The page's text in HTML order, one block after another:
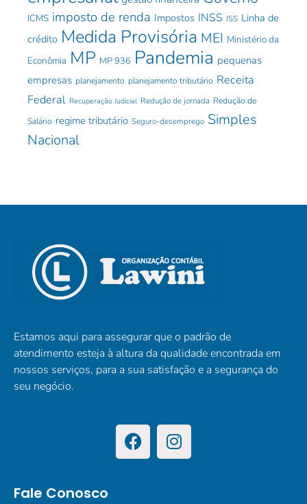
ICMS imposto de renda Impostos INSS ISS Linha de
crédito Medida Provisória MEI Ministério da
Econômia MP MP 936 Pandemia pequenas
empresas planejamento planejamento tributário Receita
Federal Recuperação Judicial Redução de jornada Redução de
Salário regime tributário Seguro-desemprego Simples
Nacional
Estamos aqui para assegurar que o padrão de
atendimento esteja à altura da qualidade encontrada em
nossos serviços, para a sua satisfação e a segurança do
seu negócio.
Fale Conosco